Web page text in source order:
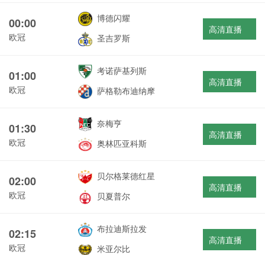
00:00
欧冠
博德闪耀
圣吉罗斯
高清直播
01:00
欧冠
考诺萨基列斯
萨格勒布迪纳摩
高清直播
01:30
欧冠
奈梅亨
奥林匹亚科斯
高清直播
02:00
欧冠
贝尔格莱德红星
贝夏普尔
高清直播
02:15
欧冠
布拉迪斯拉发
米亚尔比
高清直播